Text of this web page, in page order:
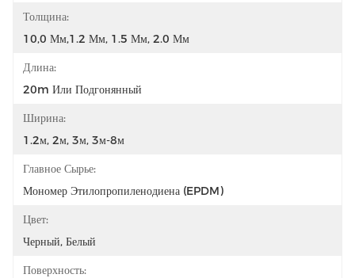
Толщина:
10,0 Мм,1.2 Мм, 1.5 Мм, 2.0 Мм
Длина:
20m Или Подгонянный
Ширина:
1.2м, 2м, 3м, 3м-8м
Главное Сырье:
Мономер Этилопропиленодиена (EPDM)
Цвет:
Черный, Белый
Поверхность: